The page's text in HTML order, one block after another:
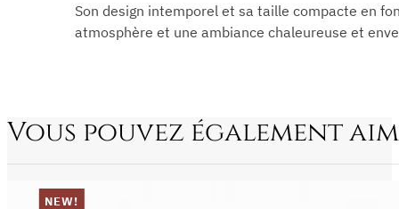
Son design intemporel et sa taille compacte en
atmosphère et une ambiance chaleureuse et
Vous pouvez également
NEW!